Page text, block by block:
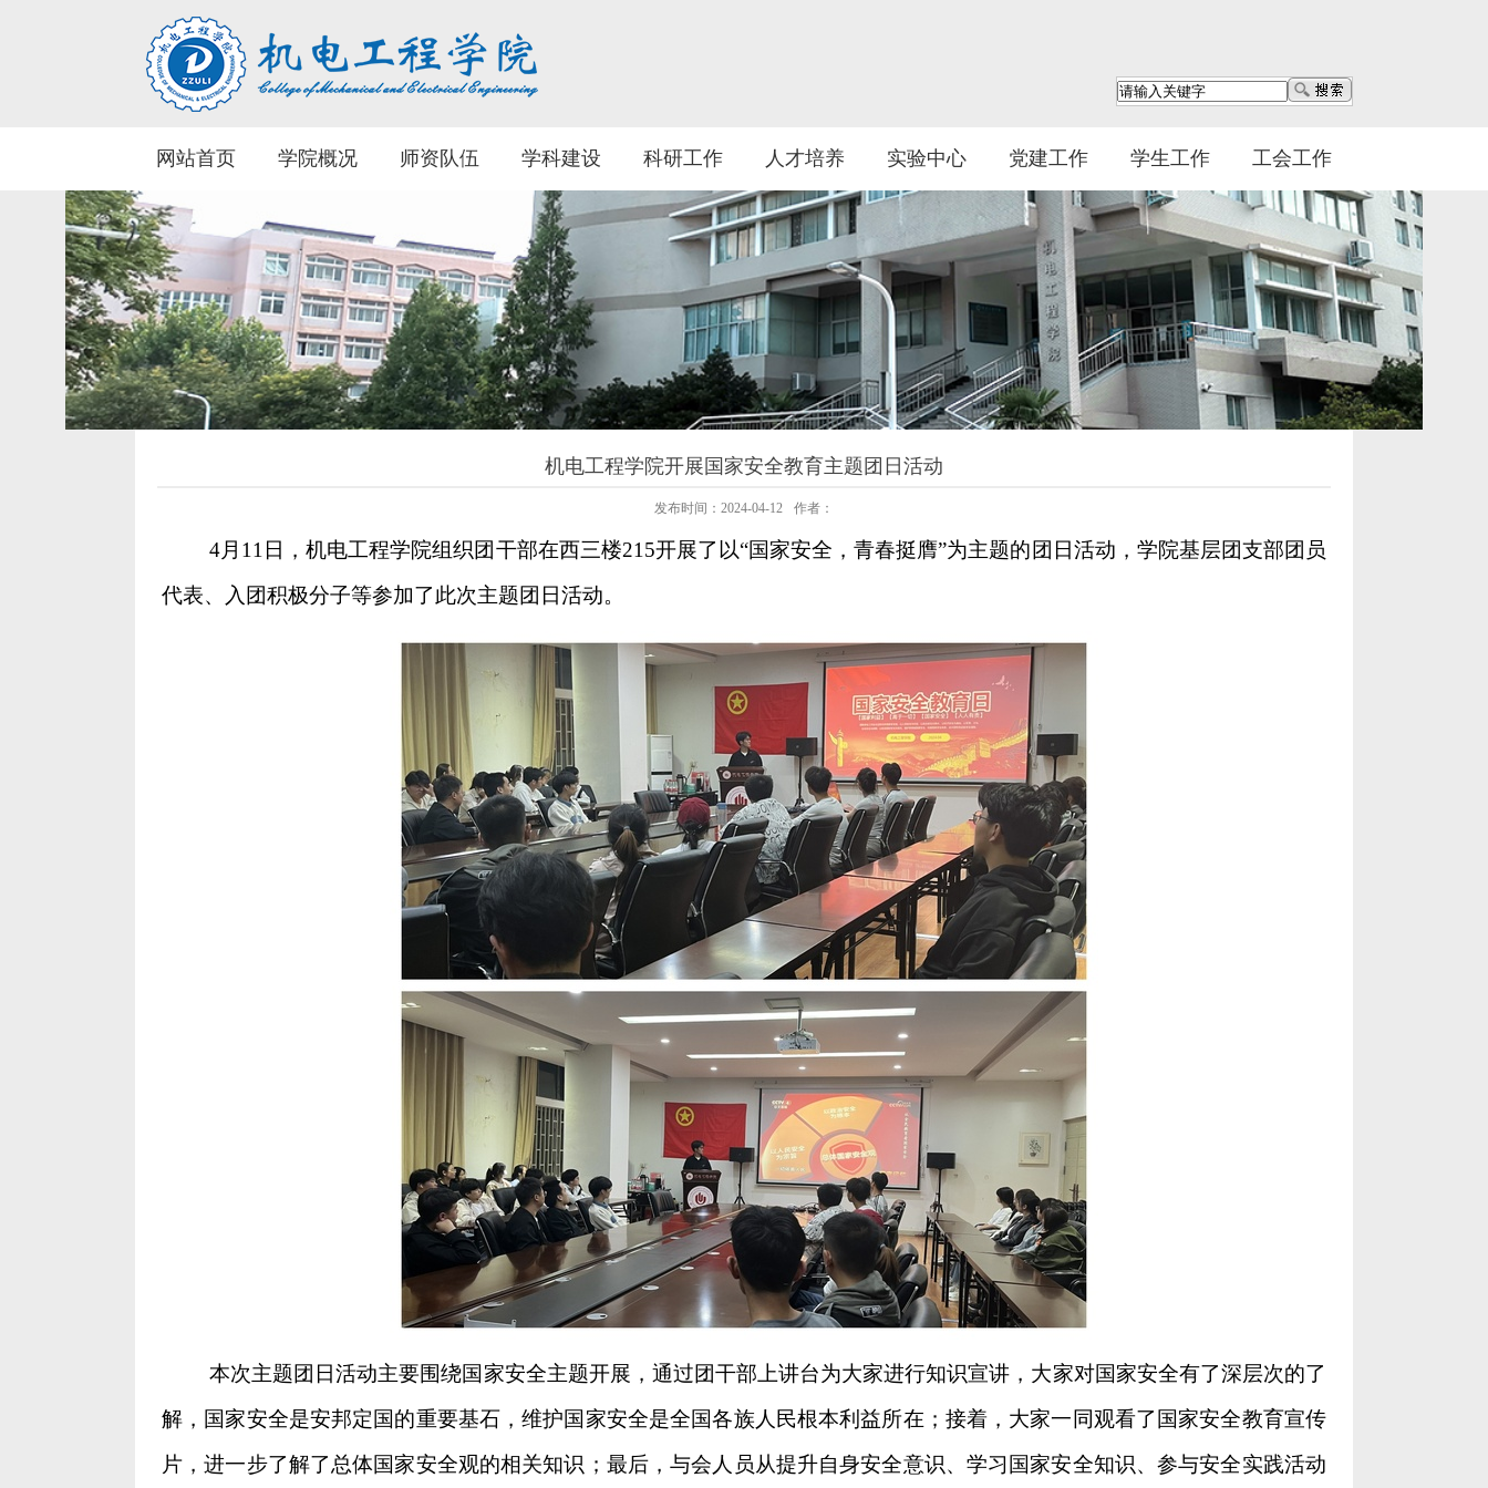
网站首页 学院概况 师资队伍 学科建设 科研工作 人才培养 实验中心 党建工作 学生工作 工会工作
机电工程学院开展国家安全教育主题团日活动
发布时间：2024-04-12 作者：
4月11日 ，机电工程学院组织团干部在西三楼215开展了以“国家安全，青春挺膺”为主题的团日活动，学院基层团支部团员
代表、入团积极分子等参加了此次主题团日活动。
本次主题团日活动主要围绕国家安全主题开展，通过团干部上讲台为大家进行知识宣讲，大家对国家安全有了深层次的了
解，国家安全是安邦定国的重要基石，维护国家安全是全国各族人民根本利益所在；接着，大家一同观看了国家安全教育宣传
片，进一步了解了总体国家安全观的相关知识；最后，与会人员从提升自身安全意识、学习国家安全知识、参与安全实践活动